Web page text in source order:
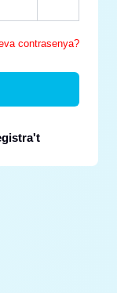
contrasenya?